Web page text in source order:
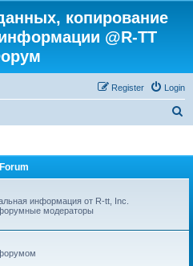
копирование
@R-TT
Login
Register
Forum
информация от R-tt, Inc.
модераторы